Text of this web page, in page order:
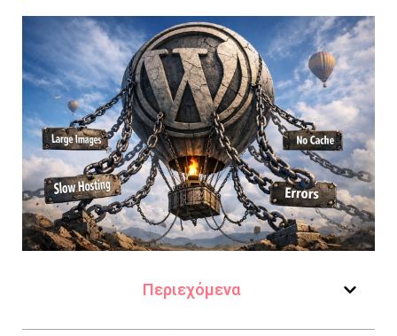
Περιεχόμενα